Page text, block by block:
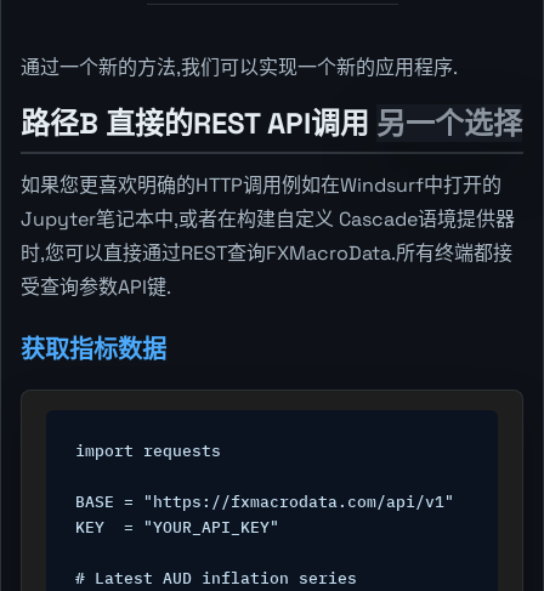
通过一个新的方法,我们可以实现一个新的应用程序.
路径B 直接的REST API调用 另一个选择
如果您更喜欢明确的HTTP调用例如在Windsurf中打开的
Jupyter笔记本中,或者在构建自定义 Cascade语境提供器
时,您可以直接通过REST查询FXMacroData.所有终端都接
受查询参数API键.
获取指标数据
import requests
BASE = "https://fxmacrodata.com/api/v1"
KEY  = "YOUR_API_KEY"
# Latest AUD inflation series